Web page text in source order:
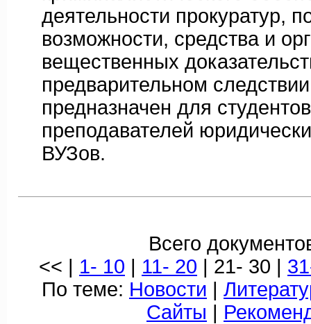
деятельности прокуратур,
возможности, средства и
вещественных
предварительном
предназначен для
преподавателей
ВУЗов.
Всего
<< | 1- 10 | 11- 20 | 21- 30 |
По теме: Новости |
Сайты |